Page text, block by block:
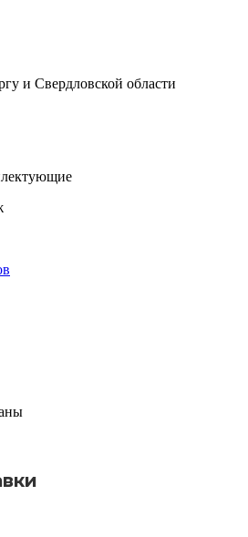
и Свердловской области